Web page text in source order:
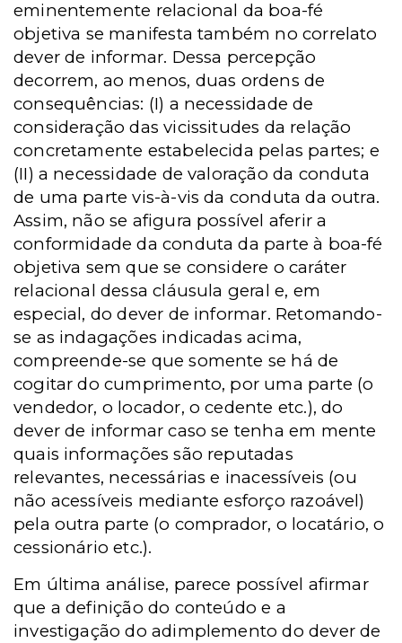
eminentemente relacional da boa-fé
objetiva se manifesta também no correlato
dever de informar. Dessa percepção
decorrem, ao menos, duas ordens de
consequências: (I) a necessidade de
consideração das vicissitudes da relação
concretamente estabelecida pelas partes; e
(II) a necessidade de valoração da conduta
de uma parte vis-à-vis da conduta da outra.
Assim, não se afigura possível aferir a
conformidade da conduta da parte à boa-fé
objetiva sem que se considere o caráter
relacional dessa cláusula geral e, em
especial, do dever de informar. Retomando-
se as indagações indicadas acima,
compreende-se que somente se há de
cogitar do cumprimento, por uma parte (o
vendedor, o locador, o cedente etc.), do
dever de informar caso se tenha em mente
quais informações são reputadas
relevantes, necessárias e inacessíveis (ou
não acessíveis mediante esforço razoável)
pela outra parte (o comprador, o locatário, o
cessionário etc.).
Em última análise, parece possível afirmar
que a definição do conteúdo e a
investigação do adimplemento do dever de